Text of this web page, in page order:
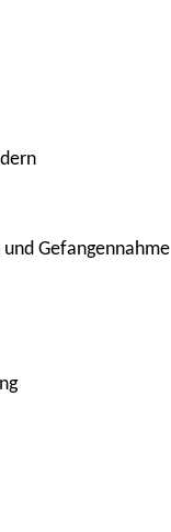
Gefangennahme